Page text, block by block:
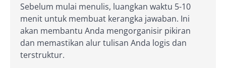
Sebelum mulai menulis, luangkan waktu 5-10
menit untuk membuat kerangka jawaban. Ini
akan membantu Anda mengorganisir pikiran
dan memastikan alur tulisan Anda logis dan
terstruktur.